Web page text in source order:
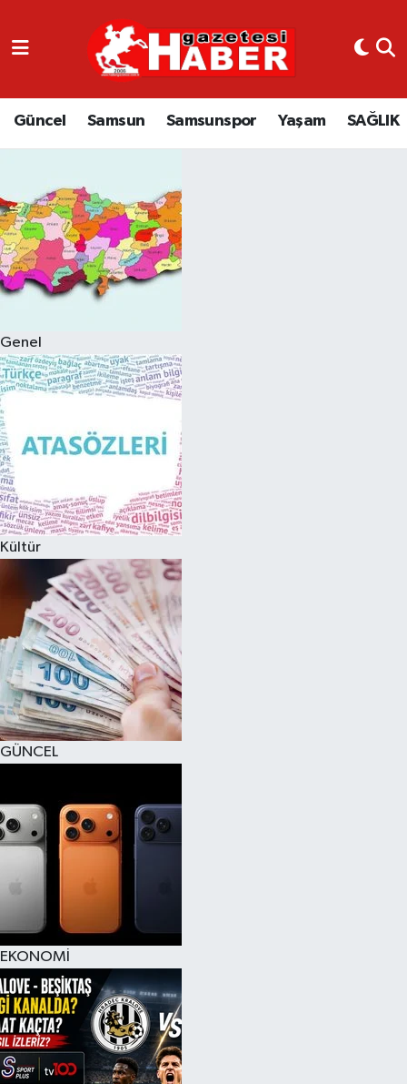
Güncel Samsun Samsunspor Yaşam SAĞLIK
Genel
Kültür
GÜNCEL
EKONOMİ
GÜNCEL
SAMSUN
EKONOMİ
YAŞAM